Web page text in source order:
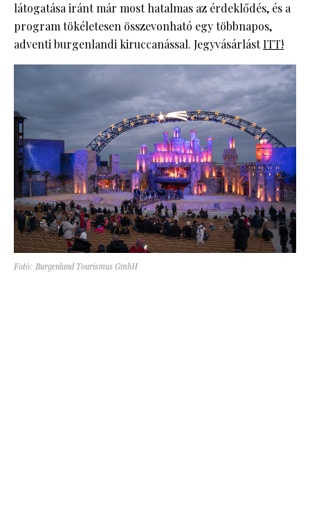
látogatása iránt már most hatalmas az érdeklődés, és a
program tökéletesen összevonható egy többnapos,
adventi burgenlandi kiruccanással. JegyvásárlástITT!
Fotó: Burgenland Tourismus GmbH